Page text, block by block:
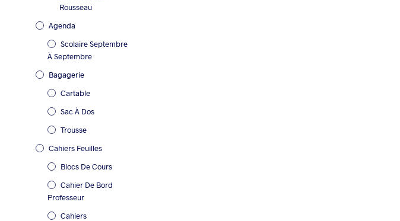
Rousseau
Agenda
Scolaire Septembre
À Septembre
Bagagerie
Cartable
Sac À Dos
Trousse
Cahiers Feuilles
Blocs De Cours
Cahier De Bord
Professeur
Cahiers